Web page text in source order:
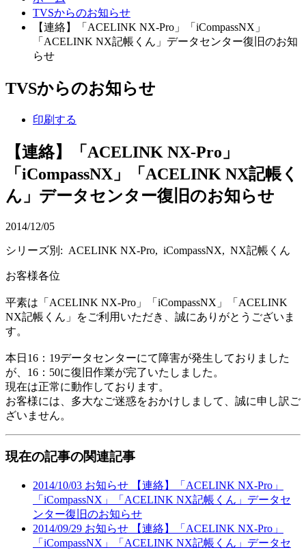
TVSからのお知らせ
【連絡】「ACELINK NX-Pro」「iCompassNX」
「ACELINK NX記帳くん」データセンター復旧のお知
らせ
TVSからのお知らせ
印刷する
【連絡】「ACELINK NX-Pro」
「iCompassNX」「ACELINK NX記帳く
ん」データセンター復旧のお知らせ
2014/12/05
シリーズ別: ACELINK NX-Pro, iCompassNX, NX記帳くん
お客様各位
平素は「ACELINK NX-Pro」「iCompassNX」「ACELINK
NX記帳くん」をご利用いただき、誠にありがとうございま
す。
本日16：19データセンターにて障害が発生しておりました
が、16：50に復旧作業が完了いたしました。
現在は正常に動作しております。
お客様には、多大なご迷惑をおかけしまして、誠に申し訳ご
ざいません。
現在の記事の関連記事
2014/10/03 お知らせ
【連絡】「ACELINK NX-Pro」
「iCompassNX」「ACELINK NX記帳くん」データセ
ンター復旧のお知らせ
2014/09/29 お知らせ
【連絡】「ACELINK NX-Pro」
「iCompassNX」「ACELINK NX記帳くん」データセ